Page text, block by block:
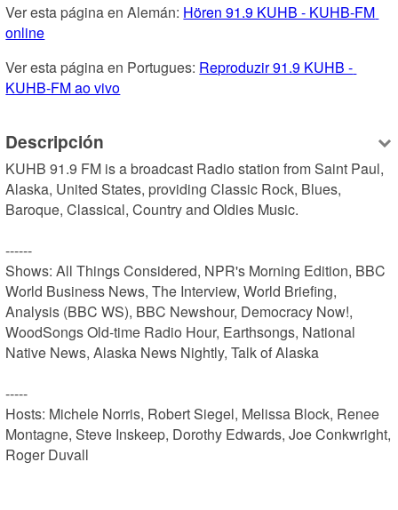
Ver esta página en Alemán: Hören 91.9 KUHB - KUHB-FM
online
Ver esta página en Portugues: Reproduzir 91.9 KUHB -
KUHB-FM ao vivo
Descripción
KUHB 91.9 FM is a broadcast Radio station from Saint Paul,
Alaska, United States, providing Classic Rock, Blues,
Baroque, Classical, Country and Oldies Music.
------
Shows: All Things Considered, NPR's Morning Edition, BBC
World Business News, The Interview, World Briefing,
Analysis (BBC WS), BBC Newshour, Democracy Now!,
WoodSongs Old-time Radio Hour, Earthsongs, National
Native News, Alaska News Nightly, Talk of Alaska
-----
Hosts: Michele Norris, Robert Siegel, Melissa Block, Renee
Montagne, Steve Inskeep, Dorothy Edwards, Joe Conkwright,
Roger Duvall